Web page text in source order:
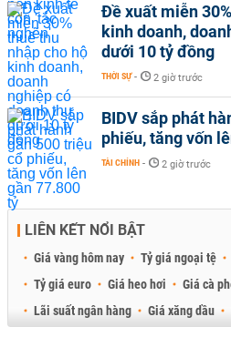
Đề xuất miễn
kinh doanh,
dưới 10 tỷ đồng
THỜI SỰ - 2 giờ trước
BIDV sắp phát
phiếu, tăng vốn
TÀI CHÍNH - 2 giờ trước
LIÊN KẾT NỔI BẬT
Giá vàng hôm nay Tỷ giá ngoại tệ
Tỷ giá euro
Giá heo hơi Giá cà
Lãi suất ngân hàng
Giá xăng dầu